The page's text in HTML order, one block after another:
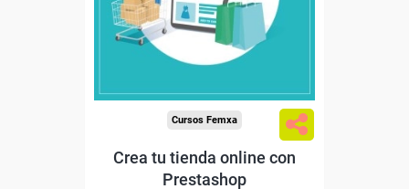
Diploma
Cursos Femxa
Crea tu tienda online con
Prestashop